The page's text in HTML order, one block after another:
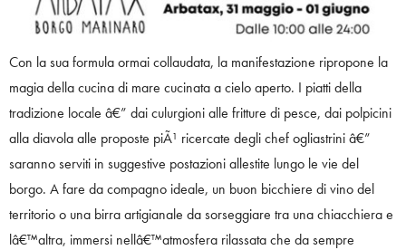
Con la sua formula ormai collaudata, la manifestazione ripropone la
magia della cucina di mare cucinata a cielo aperto. I piatti della
tradizione locale â€” dai culurgioni alle fritture di pesce, dai polpicini
alla diavola alle proposte piÃ¹ ricercate degli chef ogliastrini â€”
saranno serviti in suggestive postazioni allestite lungo le vie del
borgo. A fare da compagno ideale, un buon bicchiere di vino del
territorio o una birra artigianale da sorseggiare tra una chiacchiera e
lâ€™altra, immersi nellâ€™atmosfera rilassata che da sempre